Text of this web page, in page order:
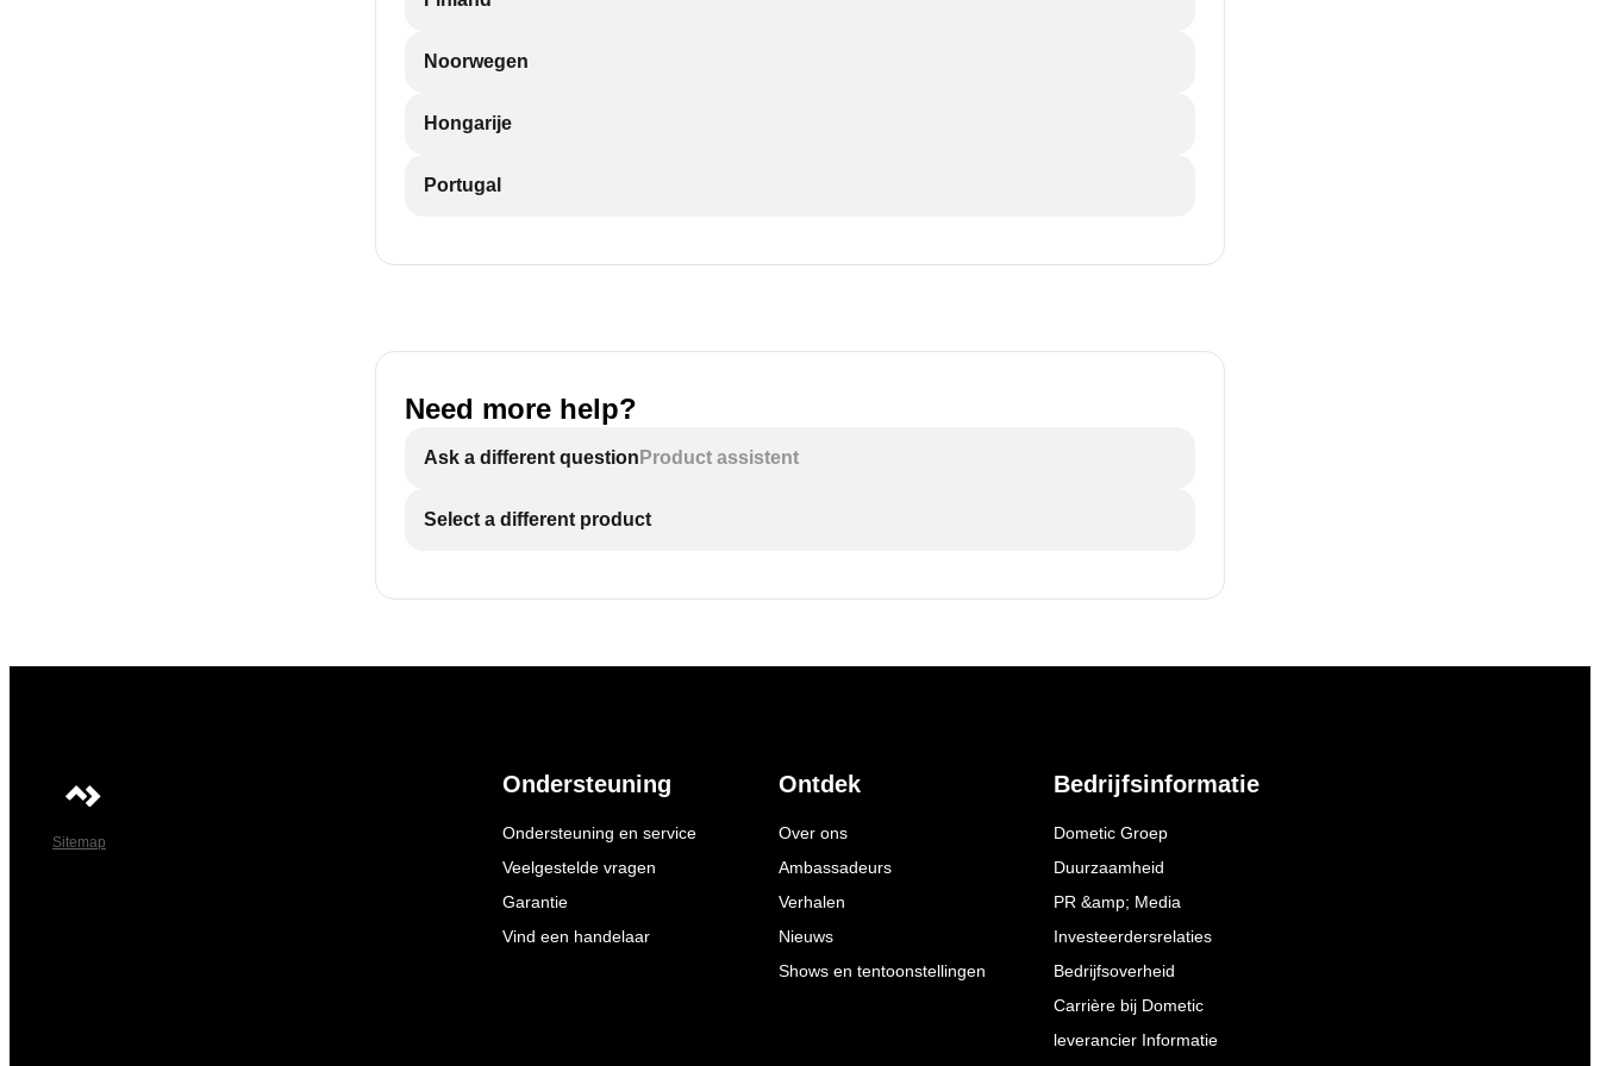
Noorwegen
Hongarije
Portugal
Need more help?
Ask a different question Product assistent
Select a different product
Sitemap
Ondersteuning
Ondersteuning en service
Veelgestelde vragen
Garantie
Vind een handelaar
Ontdek
Over ons
Ambassadeurs
Verhalen
Nieuws
Shows en tentoonstellingen
Bedrijfsinformatie
Dometic Groep
Duurzaamheid
PR &amp; Media
Investeerdersrelaties
Bedrijfsoverheid
Carrière bij Dometic
leverancier Informatie